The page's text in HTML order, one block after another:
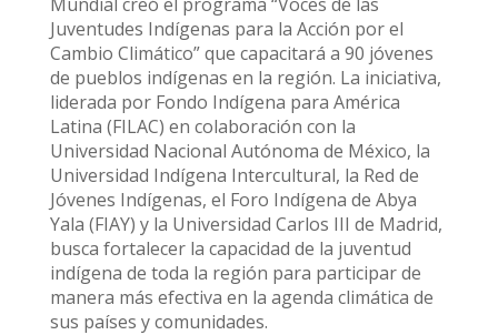
Juventudes Indígenas para la Acción por el
Cambio Climático” que capacitará a 90 jóvenes
de pueblos indígenas en la región. La iniciativa,
liderada por Fondo Indígena para América
Latina (FILAC) en colaboración con la
Universidad Nacional Autónoma de México, la
Universidad Indígena Intercultural, la Red de
Jóvenes Indígenas, el Foro Indígena de Abya
Yala (FIAY) y la Universidad Carlos III de Madrid,
busca fortalecer la capacidad de la juventud
indígena de toda la región para participar de
manera más efectiva en la agenda climática de
sus países y comunidades.